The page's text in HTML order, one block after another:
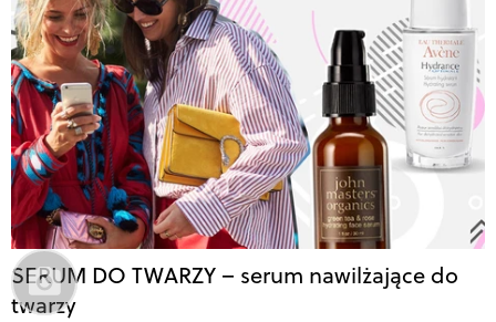
SERUM DO TWARZY – serum nawilżające do
twarzy